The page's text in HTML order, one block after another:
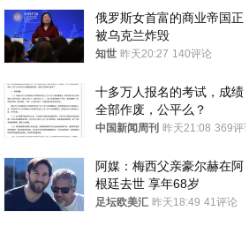
俄罗斯女首富的商业帝国正
被乌克兰炸毁
知世 昨天20:27 140评论
十多万人报名的考试，成绩
全部作废，公平么？
中国新闻周刊 昨天21:08 369评论
阿媒：梅西父亲豪尔赫在阿
根廷去世 享年68岁
足坛欧美汇 昨天18:49 41评论